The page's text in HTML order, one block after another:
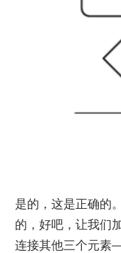
是的，这是正确的
的，好吧，让我们
连接其他三个元素